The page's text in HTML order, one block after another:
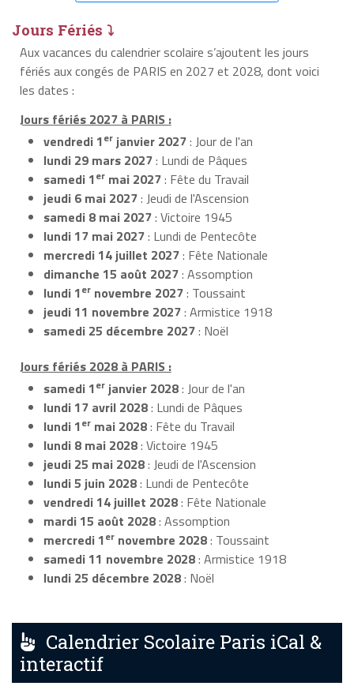
Jours Fériés ⤵
Aux vacances du calendrier scolaire s’ajoutent les jours
fériés aux congés de PARIS en 2027 et 2028, dont voici
les dates :
Jours fériés 2027 à PARIS :
vendredi 1er janvier 2027: Jour de l'an
lundi 29 mars 2027: Lundi de Pâques
samedi 1er mai 2027: Fête du Travail
jeudi 6 mai 2027: Jeudi de l'Ascension
samedi 8 mai 2027: Victoire 1945
lundi 17 mai 2027: Lundi de Pentecôte
mercredi 14 juillet 2027: Fête Nationale
dimanche 15 août 2027: Assomption
lundi 1er novembre 2027: Toussaint
jeudi 11 novembre 2027: Armistice 1918
samedi 25 décembre 2027: Noël
Jours fériés 2028 à PARIS :
samedi 1er janvier 2028: Jour de l'an
lundi 17 avril 2028: Lundi de Pâques
lundi 1er mai 2028: Fête du Travail
lundi 8 mai 2028: Victoire 1945
jeudi 25 mai 2028: Jeudi de l'Ascension
lundi 5 juin 2028: Lundi de Pentecôte
vendredi 14 juillet 2028: Fête Nationale
mardi 15 août 2028: Assomption
mercredi 1er novembre 2028: Toussaint
samedi 11 novembre 2028: Armistice 1918
lundi 25 décembre 2028: Noël
Calendrier Scolaire Paris iCal &
interactif